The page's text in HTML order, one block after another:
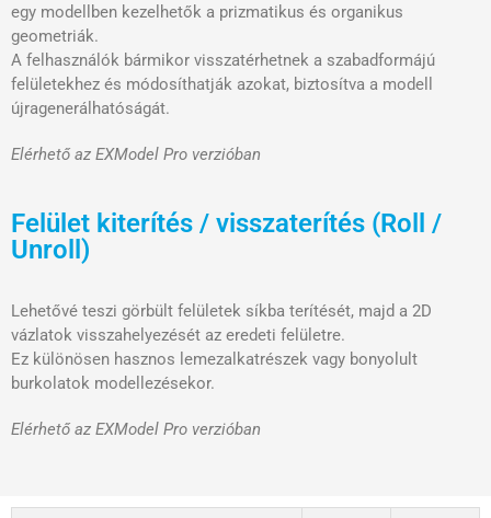
egy modellben kezelhetők a prizmatikus és organikus
geometriák.
A felhasználók bármikor visszatérhetnek a szabadformájú
felületekhez és módosíthatják azokat, biztosítva a modell
újragenerálhatóságát.
Elérhető az EXModel Pro verzióban
Felület kiterítés / visszaterítés (Roll /
Unroll)
Lehetővé teszi görbült felületek síkba terítését, majd a 2D
vázlatok visszahelyezését az eredeti felületre.
Ez különösen hasznos lemezalkatrészek vagy bonyolult
burkolatok modellezésekor.
Elérhető az EXModel Pro verzióban